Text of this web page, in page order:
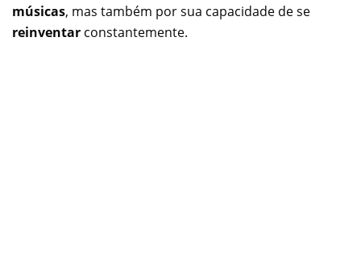
músicas, mas também por sua capacidade de se
reinventar constantemente.